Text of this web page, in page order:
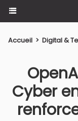
Accueil > Digital &
Cyber